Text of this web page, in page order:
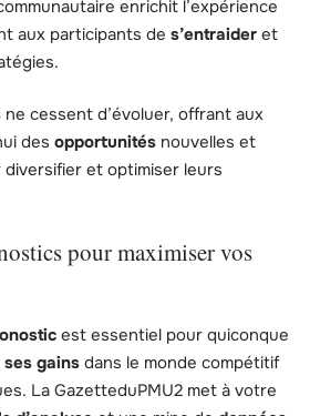
enrichit l’expérience
aux participants de s’entraider et
ne cessent d’évoluer, offrant aux
des opportunités nouvelles et
et optimiser leurs
pour maximiser vos
est essentiel pour quiconque
gains dans le monde compétitif
La GazetteduPMU2 met à votre